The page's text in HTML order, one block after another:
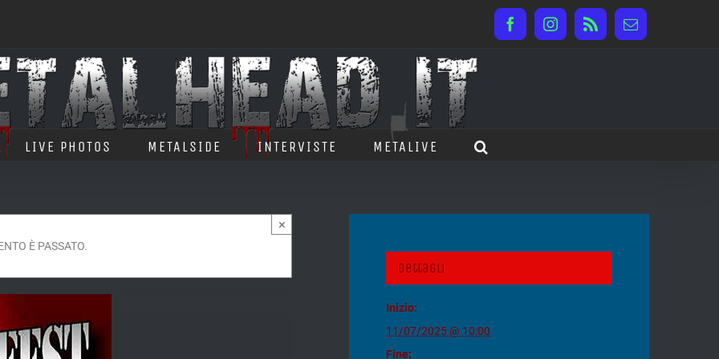
FacebookInstagram
Rss Email
LIVE PHOTOS METALSIDE INTERVISTE METALIVE
È PASSATO.
×
Dettagli
Inizio:
11/07/2025 @ 10:00
Fine: